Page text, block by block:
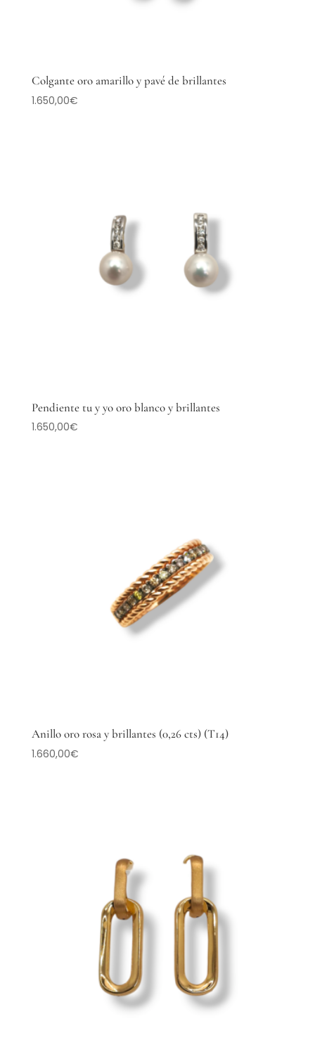
Colgante oro amarillo y pavé de brillantes
1.650,00€
Pendiente tu y yo oro blanco y brillantes
1.650,00€
Anillo oro rosa y brillantes (0,26 cts) (T14)
1.660,00€